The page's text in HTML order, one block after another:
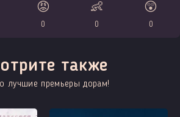
😡
0
👶
0
😲
0
также
лучшие премьеры дорам!